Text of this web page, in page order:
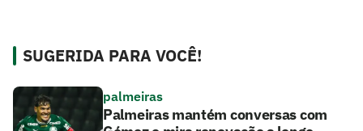
SUGERIDA PARA VOCÊ!
palmeiras
Palmeiras mantém conversas com